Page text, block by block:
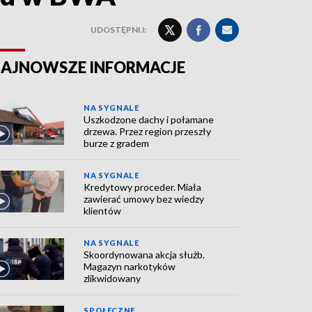
UDOSTĘPNIJ:
INFORMACJE
NA SYGNALE
Uszkodzone dachy i połamane
drzewa. Przez region przeszły
burze z gradem
NA SYGNALE
Kredytowy proceder. Miała
zawierać umowy bez wiedzy
klientów
NA SYGNALE
Skoordynowana akcja służb.
Magazyn narkotyków
zlikwidowany